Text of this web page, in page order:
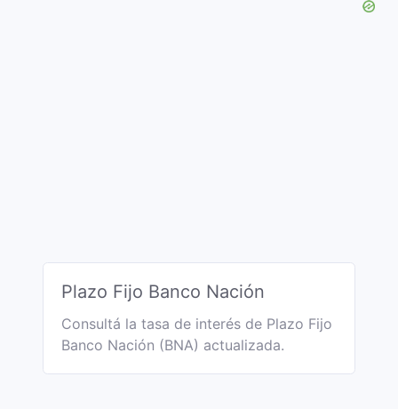
Plazo Fijo Banco Nación
Consultá la tasa de interés de Plazo Fijo
Banco Nación (BNA) actualizada.